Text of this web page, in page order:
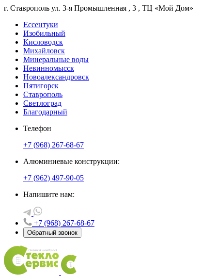
г. Ставрополь ул. 3-я Промышленная , 3 , ТЦ «Мой Дом»
Ессентуки
Изобильный
Кисловодск
Михайловск
Минеральные воды
Невинномысск
Новоалександровск
Пятигорск
Ставрополь
Светлоград
Благодарный
Телефон
+7 (968) 267-68-67
Алюминиевые конструкции:
+7 (962) 497-90-05
Напишите нам:
+7 (968) 267-68-67
Обратный звонок